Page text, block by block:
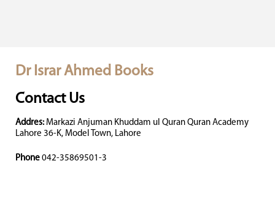
Dr Israr Ahmed Books
Contact Us
Addres: Markazi Anjuman Khuddam ul Quran Quran Academy
Lahore 36-K, Model Town, Lahore
Phone 042-35869501-3